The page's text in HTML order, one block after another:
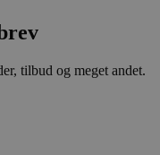
tilbud og meget andet.